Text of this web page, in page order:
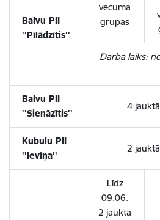
Balvu PII
''Pīlādzītis''
vecuma
grupas
Darba laiks:
Balvu PII
''Sienāzītis''
4
Kubulu PII
''Ieviņa''
2
Līdz
09.06.
2 jauktā